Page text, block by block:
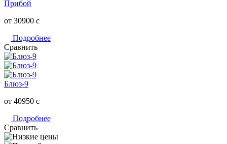
Прибой
от 30900 c
Подробнее
Сравнить
Блюз-9
от 40950 c
Подробнее
Сравнить